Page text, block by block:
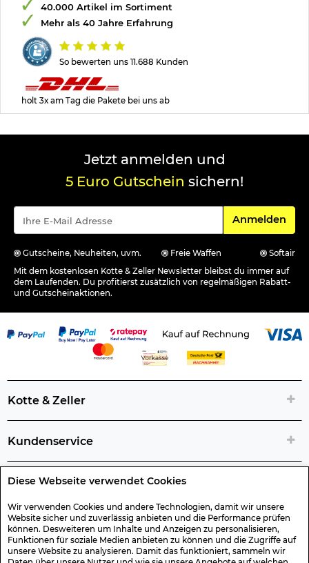
Diese Webseite verwendet Cookies
Wir verwenden Cookies und andere Technologien, damit wir unsere
Website sicher und zuverlässig anbieten und die Performance prüfen
können. Desweiteren um Inhalte und Anzeigen zu personalisieren,
Funktionen für soziale Medien anbieten zu können und die Zugriffe auf
unsere Website zu analysieren. Damit das funktioniert, sammeln wir
So bewerten uns 11.688 Kunden
40.000 Artikel im Sortiment
Mehr als 40 Jahre Erfahrung
holt 3x am Tag die Pakete bei uns ab
Jetzt anmelden und
5 Euro Gutschein sichern!
Für den
Anmelden
Gutscheine, Neuheiten, uvm. Freie Waffen
Softair
Mit dem kostenlosen Kotte & Zeller Newsletter bleibst du immer auf
dem Laufenden. Du profitierst zusätzlich von regelmäßigen Rabatt-
und Gutscheinaktionen.
Kotte & Zeller
Kundenservice
Rechtliche Artikelinfos
Geschenk-Gutscheine